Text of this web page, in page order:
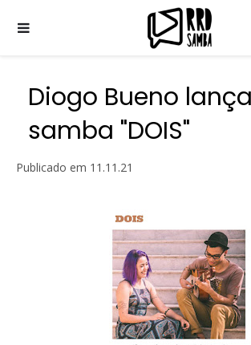
Diogo Bueno
samba "DOIS"
Publicado em 11.11.21